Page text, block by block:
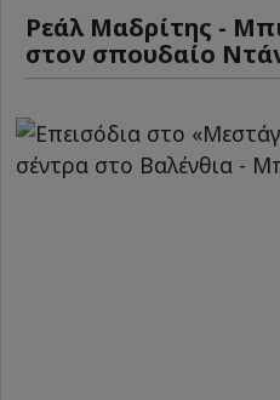
Ρεάλ Μαδρίτης -
στον σπουδαίο